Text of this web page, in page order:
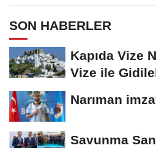
SON HABERLER
Kapıda Vize
Vize ile
Narıman
Savunma